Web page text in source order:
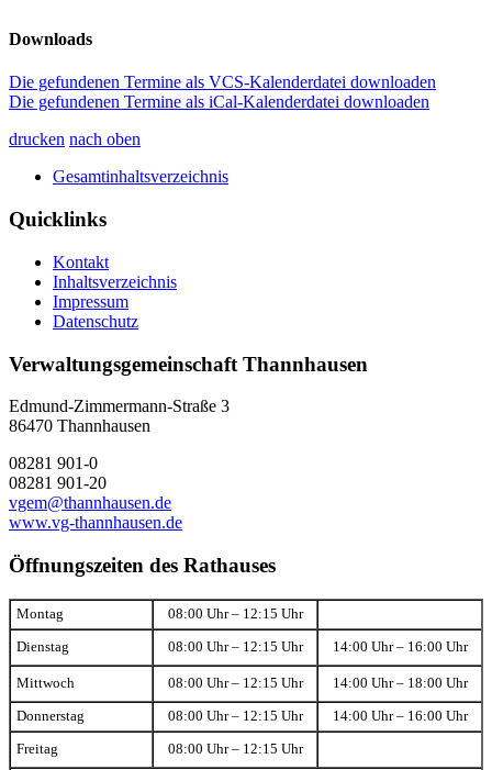
Downloads
Die gefundenen Termine als VCS-Kalenderdatei downloaden
Die gefundenen Termine als iCal-Kalenderdatei downloaden
drucken nach oben
Gesamtinhaltsverzeichnis
Quicklinks
Kontakt
Inhaltsverzeichnis
Impressum
Datenschutz
Verwaltungsgemeinschaft Thannhausen
Edmund-Zimmermann-Straße 3
86470 Thannhausen
08281 901-0
08281 901-20
vgem@thannhausen.de
www.vg-thannhausen.de
Öffnungszeiten des Rathauses
Montag 08:00 Uhr – 12:15 Uhr
Dienstag 08:00 Uhr – 12:15 Uhr 14:00 Uhr – 16:00 Uhr
Mittwoch 08:00 Uhr – 12:15 Uhr 14:00 Uhr – 18:00 Uhr
Donnerstag 08:00 Uhr – 12:15 Uhr 14:00 Uhr – 16:00 Uhr
Freitag 08:00 Uhr – 12:15 Uhr